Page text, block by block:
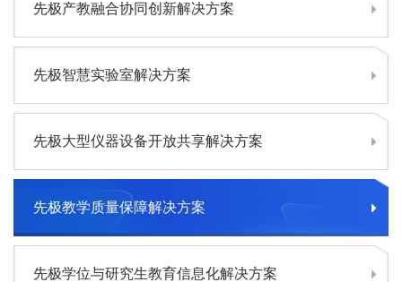
先极产教融合协同创新解决方案
先极智慧实验室解决方案
先极大型仪器设备开放共享解决方案
先极教学质量保障解决方案
先极学位与研究生教育信息化解决方案